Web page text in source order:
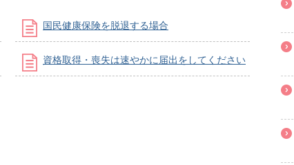
国民健康保険を脱退する場合
資格取得・喪失は速やかに届出をしてください